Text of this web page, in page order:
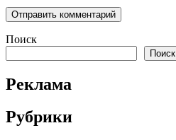
Поиск
Поиск
Реклама
Рубрики